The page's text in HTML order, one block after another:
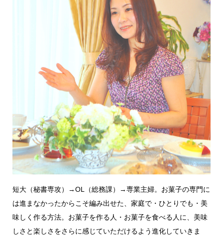
短大（秘書専攻）→OL（総務課）→専業主婦。お菓子の専門に
は進まなかったからこそ編み出せた、家庭で・ひとりでも・美
味しく作る方法。お菓子を作る人・お菓子を食べる人に、美味
しさと楽しさをさらに感じていただけるよう進化していきま